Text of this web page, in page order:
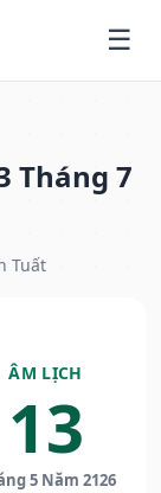
Tháng 7
Tuất
ÂM LỊCH
13
5 Năm 2126